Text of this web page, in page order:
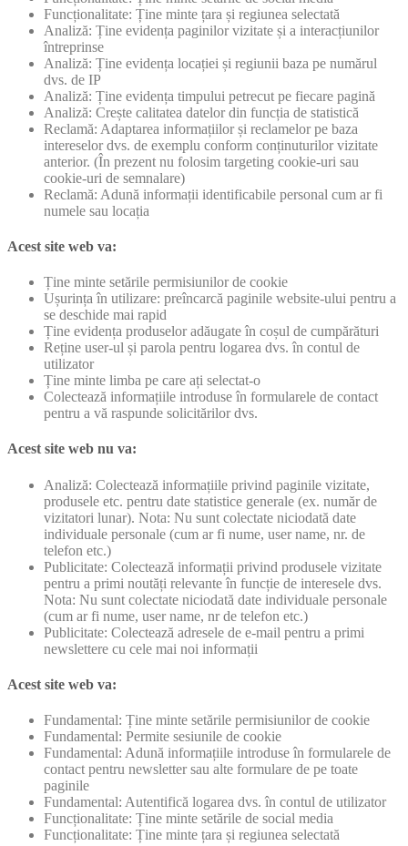
Funcționalitate: Ține minte țara și regiunea selectată
Analiză: Ține evidența paginilor vizitate și a interacțiunilor
întreprinse
Analiză: Ține evidența locației și regiunii baza pe numărul
dvs. de IP
Analiză: Ține evidența timpului petrecut pe fiecare pagină
Analiză: Crește calitatea datelor din funcția de statistică
Reclamă: Adaptarea informațiilor și reclamelor pe baza
intereselor dvs. de exemplu conform conținuturilor vizitate
anterior. (În prezent nu folosim targeting cookie-uri sau
cookie-uri de semnalare)
Reclamă: Adună informații identificabile personal cum ar fi
numele sau locația
Acest site web va:
Ține minte setările permisiunilor de cookie
Ușurința în utilizare: preîncarcă paginile website-ului pentru a
se deschide mai rapid
Ține evidența produselor adăugate în coșul de cumpărături
Reține user-ul și parola pentru logarea dvs. în contul de
utilizator
Ține minte limba pe care ați selectat-o
Colectează informațiile introduse în formularele de contact
pentru a vă raspunde solicitărilor dvs.
Acest site web nu va:
Analiză: Colectează informațiile privind paginile vizitate,
produsele etc. pentru date statistice generale (ex. număr de
vizitatori lunar). Nota: Nu sunt colectate niciodată date
individuale personale (cum ar fi nume, user name, nr. de
telefon etc.)
Publicitate: Colectează informații privind produsele vizitate
pentru a primi noutăți relevante în funcție de interesele dvs.
Nota: Nu sunt colectate niciodată date individuale personale
(cum ar fi nume, user name, nr de telefon etc.)
Publicitate: Colectează adresele de e-mail pentru a primi
newslettere cu cele mai noi informații
Acest site web va:
Fundamental: Ține minte setările permisiunilor de cookie
Fundamental: Permite sesiunile de cookie
Fundamental: Adună informațiile introduse în formularele de
contact pentru newsletter sau alte formulare de pe toate
paginile
Fundamental: Autentifică logarea dvs. în contul de utilizator
Funcționalitate: Ține minte setările de social media
Funcționalitate: Ține minte țara și regiunea selectată